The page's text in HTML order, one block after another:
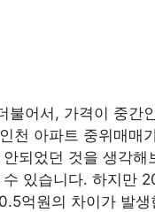
불어서, 가격이 중간
천 아파트 중위매매
되었던 것을 생각
있습니다. 하지만
억원의 차이가 발